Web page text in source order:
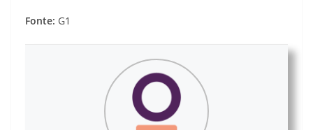
Fonte: G1